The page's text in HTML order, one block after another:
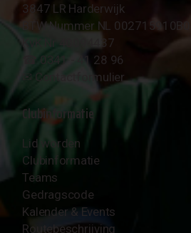
3847 LR Harderwijk
BTW Nummer NL 002715910B01
KvK Nr 40094437
☎︎ 0341 - 41 28 96
✉︎ Contactformulier
Clubinformatie
Lid worden
Clubinformatie
Teams
Gedragscode
Kalender & Events
Routebeschrijving